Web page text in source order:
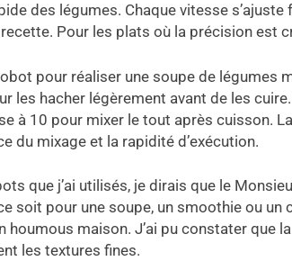
des légumes. Chaque vitesse s’ajuste
Pour les plats où la précision est
pour réaliser une soupe de
les hacher légèrement avant de les
à 10 pour mixer le tout après cuisson.
du mixage et la rapidité d’exécution.
que j’ai utilisés, je dirais que le
soit pour une soupe, un smoothie ou
houmous maison. J’ai pu constater
les textures fines.